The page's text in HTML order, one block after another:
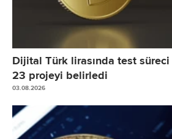
Dijital Türk lirasında test süreci
23 projeyi belirledi
03.08.2026